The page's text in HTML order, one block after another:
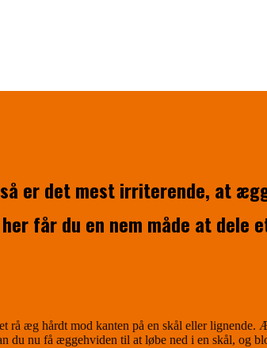
er det mest irriterende, at
får du en nem måde at dele
rå æg hårdt mod kanten på en skål eller lignende.
du nu få æggehviden til at løbe ned i en skål, og